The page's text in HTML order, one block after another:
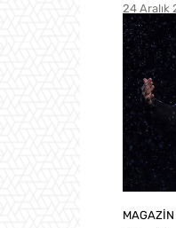
24 Aralık
MAGAZIN